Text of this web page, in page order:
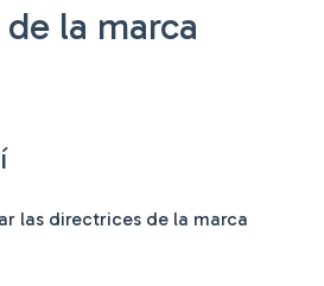
la marca
las directrices de la marca